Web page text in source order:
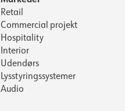
Retail
Commercial projekt
Hospitality
Interior
Udendørs
Lysstyringssystemer
Audio